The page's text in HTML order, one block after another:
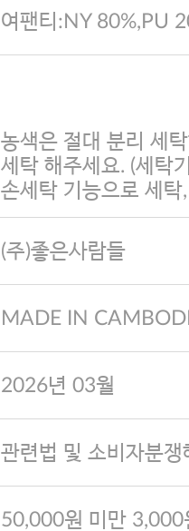
여팬티:NY 80%,PU
농색은 절대 분리 세
세탁 해주세요. (세탁
손세탁 기능으로 세탁
(주)좋은사람들
MADE IN
2026년 03월
관련법 및 소비자분
50,000원 미만 3,000